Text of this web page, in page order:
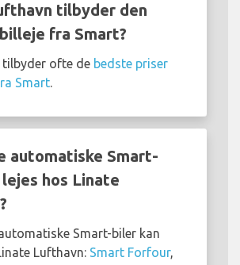
tilbyder den
fra Smart?
tilbyder ofte de bedste priser
Smart.
automatiske Smart-
hos Linate
Smart-biler kan
Lufthavn: Smart Forfour,